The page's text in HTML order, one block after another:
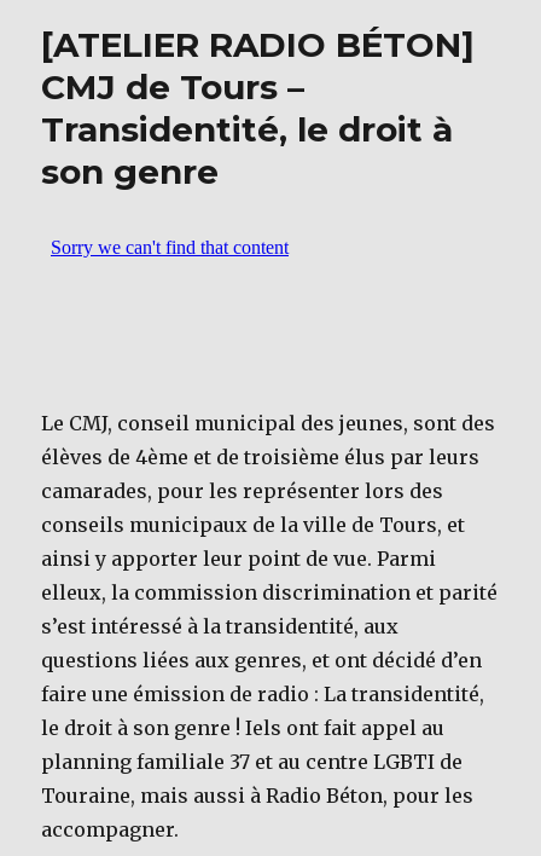
b
o
o
k
r
[ATELIER RADIO BÉTON]
CMJ de Tours –
Transidentité, le droit à
son genre
Le CMJ, conseil municipal des jeunes, sont des
élèves de 4ème et de troisième élus par leurs
camarades, pour les représenter lors des
conseils municipaux de la ville de Tours, et
ainsi y apporter leur point de vue. Parmi
elleux, la commission discrimination et parité
s’est intéressé à la transidentité, aux
questions liées aux genres, et ont décidé d’en
faire une émission de radio : La transidentité,
le droit à son genre ! Iels ont fait appel au
planning familiale 37 et au centre LGBTI de
Touraine, mais aussi à Radio Béton, pour les
accompagner.